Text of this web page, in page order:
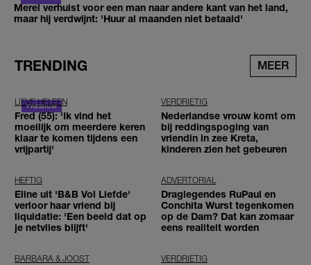
Merel verhuist voor een man naar andere kant van het land,
maar hij verdwijnt: 'Huur al maanden niet betaald'
TRENDING MEER
LIEVE HELEEN
Fred (55): 'Ik vind het
moeilijk om meerdere keren
klaar te komen tijdens een
vrijpartij'
VERDRIETIG
Nederlandse vrouw komt om
bij reddingspoging van
vriendin in zee Kreta,
kinderen zien het gebeuren
HEFTIG
Eline uit 'B&B Vol Liefde'
verloor haar vriend bij
liquidatie: 'Een beeld dat op
je netvlies blijft'
ADVERTORIAL
Draglegendes RuPaul en
Conchita Wurst tegenkomen
op de Dam? Dat kan zomaar
eens realiteit worden
BARBARA & JOOST VERDRIETIG